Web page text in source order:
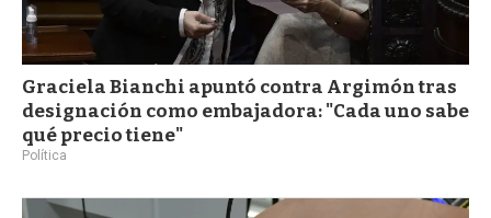
Graciela Bianchi apuntó contra Argimón tras
designación como embajadora: "Cada uno sabe
qué precio tiene"
Política